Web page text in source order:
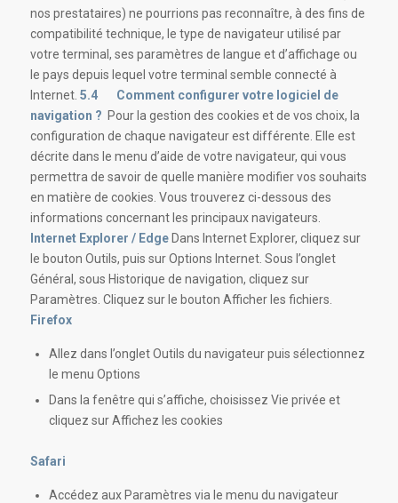
nos prestataires) ne pourrions pas reconnaître, à des fins de
compatibilité technique, le type de navigateur utilisé par
votre terminal, ses paramètres de langue et d’affichage ou
le pays depuis lequel votre terminal semble connecté à
Internet. 5.4 Comment configurer votre logiciel de
navigation ? Pour la gestion des cookies et de vos choix, la
configuration de chaque navigateur est différente. Elle est
décrite dans le menu d’aide de votre navigateur, qui vous
permettra de savoir de quelle manière modifier vos souhaits
en matière de cookies. Vous trouverez ci-dessous des
informations concernant les principaux navigateurs.
Internet Explorer / EdgeDans Internet Explorer, cliquez sur
le bouton Outils, puis sur Options Internet. Sous l’onglet
Général, sous Historique de navigation, cliquez sur
Paramètres. Cliquez sur le bouton Afficher les fichiers.
Firefox
Allez dans l’onglet Outils du navigateur puis sélectionnez
le menu Options
Dans la fenêtre qui s’affiche, choisissez Vie privée et
cliquez sur Affichez les cookies
Safari
Accédez aux Paramètres via le menu du navigateur